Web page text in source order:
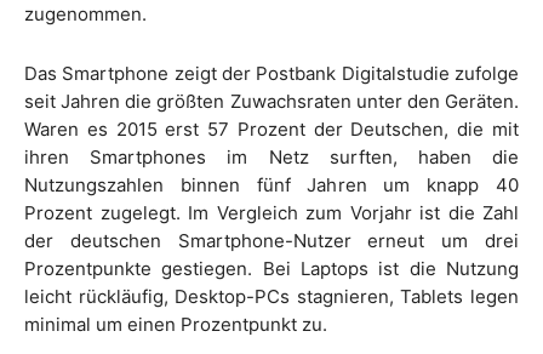
zugenommen.
Das Smartphone zeigt der Postbank Digitalstudie zufolge
seit Jahren die größten Zuwachsraten unter den Geräten.
Waren es 2015 erst 57 Prozent der Deutschen, die mit
ihren Smartphones im Netz surften, haben die
Nutzungszahlen binnen fünf Jahren um knapp 40
Prozent zugelegt. Im Vergleich zum Vorjahr ist die Zahl
der deutschen Smartphone-Nutzer erneut um drei
Prozentpunkte gestiegen. Bei Laptops ist die Nutzung
leicht rückläufig, Desktop-PCs stagnieren, Tablets legen
minimal um einen Prozentpunkt zu.